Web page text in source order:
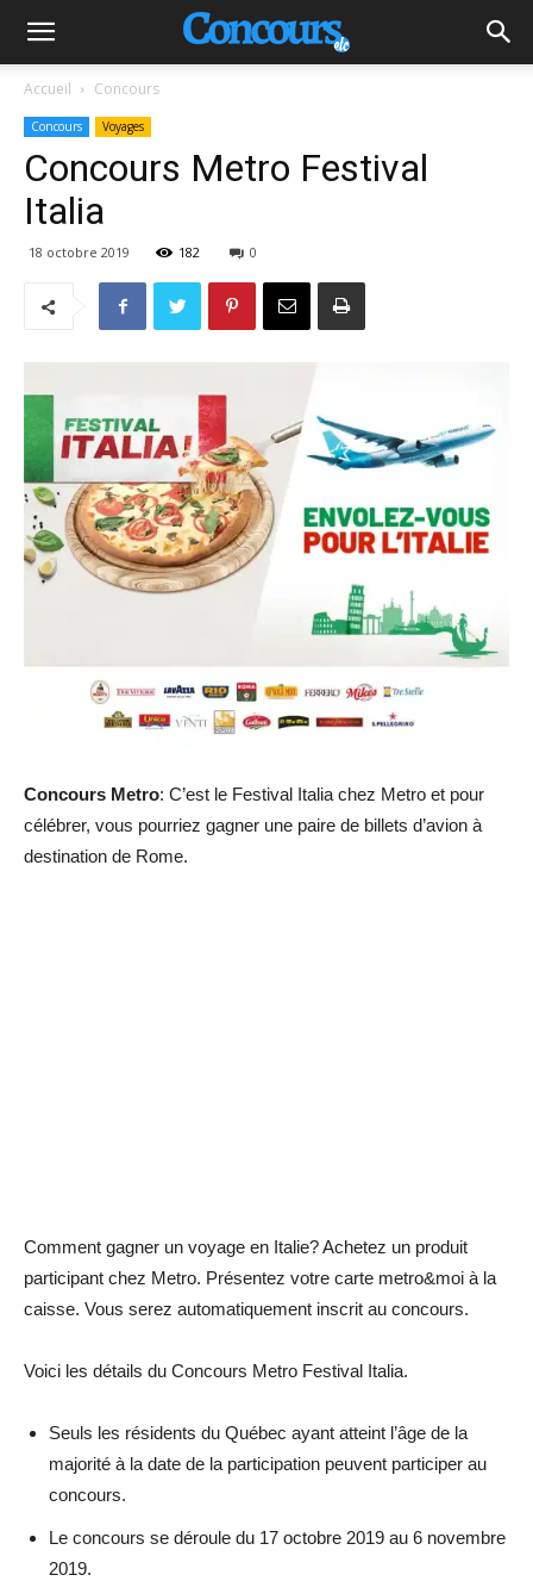
Accueil Concours
Concours Voyages
Concours Metro Festival
Italia
18 octobre 2019 182 0
Concours Metro: C’est le Festival Italia chez Metro et pour
célébrer, vous pourriez gagner une paire de billets d’avion à
destination de Rome.
Comment gagner un voyage en Italie? Achetez un produit
participant chez Metro. Présentez votre carte metro&moi à la
caisse. Vous serez automatiquement inscrit au concours.
Voici les détails du Concours Metro Festival Italia.
Seuls les résidents du Québec ayant atteint l’âge de la
majorité à la date de la participation peuvent participer au
concours.
Le concours se déroule du 17 octobre 2019 au 6 novembre
2019.